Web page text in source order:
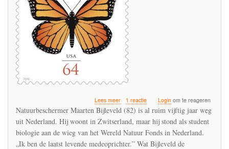
Lees meerover
De
Nederlandse
ornitholoog
die
de
1 reactie Loginom te reageren
Natuurbeschermer Maarten Bijleveld (82) is al ruim vijftig jaar weg
uit Nederland. Hij woont in Zwitserland, maar hij stond als student
biologie aan de wieg van het Wereld Natuur Fonds in Nederland.
„Ik ben de laatst levende medeoprichter.” Wat Bijleveld de